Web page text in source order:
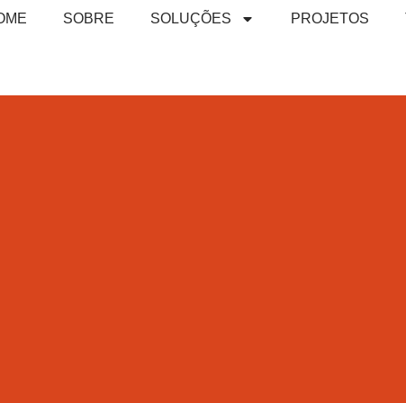
SOBRE SOLUÇÕES PROJETOS